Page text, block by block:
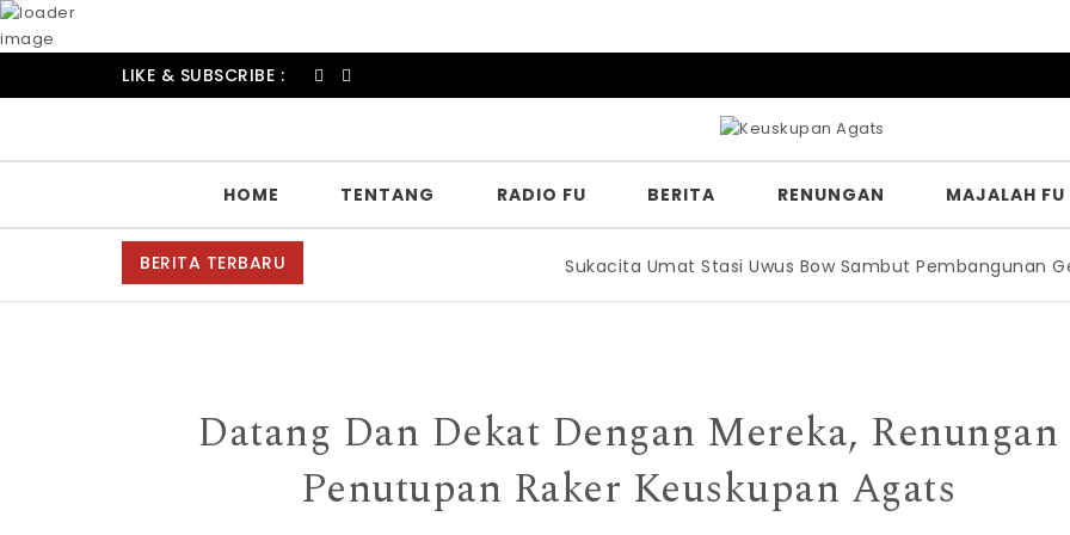
LIKE & SUBSCRIBE :
HOME TENTANG RADIO FU BERITA RENUNGAN MAJALAH FU
BERITA TERBARU Sukacita Umat Stasi Uwus Bow Sambut Pembangunan Gereja
Datang Dan Dekat Dengan Mereka, Renungan
Penutupan Raker Keuskupan Agats